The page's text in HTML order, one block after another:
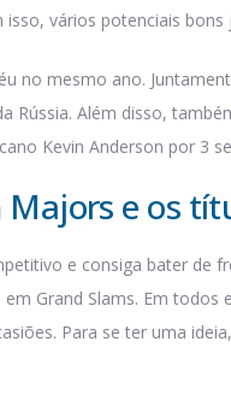
vários potenciais
no mesmo ano.
Rússia. Além disso,
Kevin Anderson por 3
e os
e consiga bater de
Grand Slams. Em todos
Para se ter uma